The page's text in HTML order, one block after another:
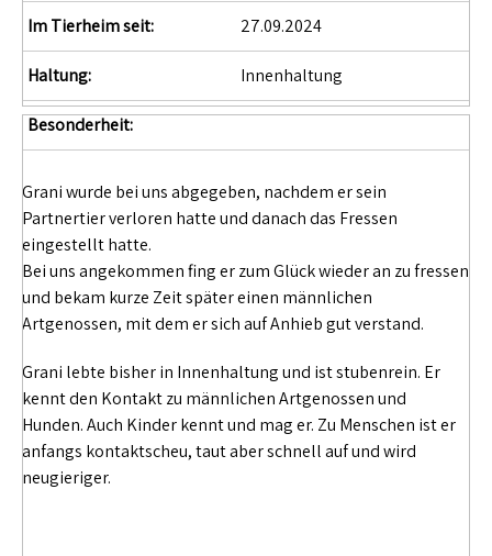
Im Tierheim seit: 27.09.2024
Haltung: Innenhaltung
Besonderheit:
Grani wurde bei uns abgegeben, nachdem er sein
Partnertier verloren hatte und danach das Fressen
eingestellt hatte.
Bei uns angekommen fing er zum Glück wieder an zu fressen
und bekam kurze Zeit später einen männlichen
Artgenossen, mit dem er sich auf Anhieb gut verstand.
Grani lebte bisher in Innenhaltung und ist stubenrein. Er
kennt den Kontakt zu männlichen Artgenossen und
Hunden. Auch Kinder kennt und mag er. Zu Menschen ist er
anfangs kontaktscheu, taut aber schnell auf und wird
neugieriger.